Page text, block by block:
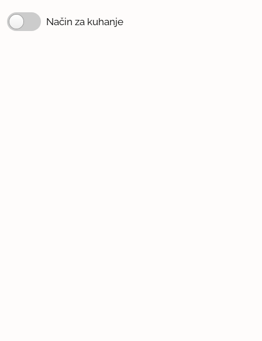
Način za kuhanje